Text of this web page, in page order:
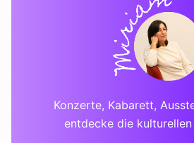
Konzerte, Kabarett,
entdecke die